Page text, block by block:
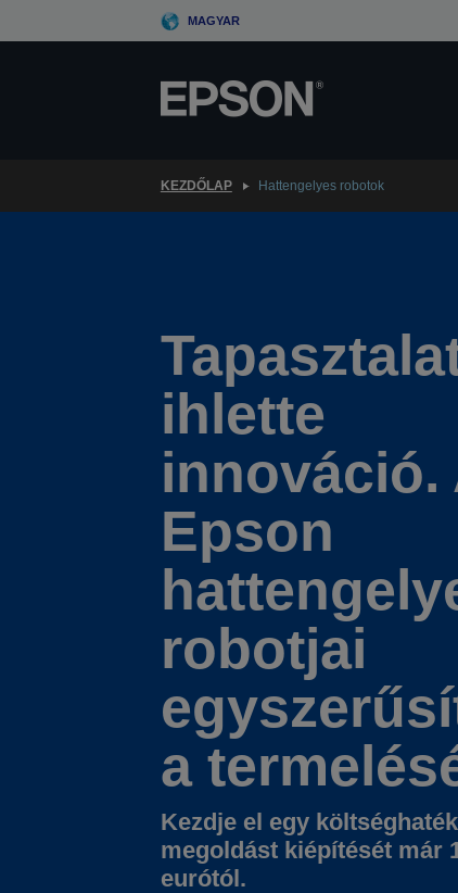
to
MAGYAR
KEZDŐLAP Hattengelyes robotok
ihlette
innováció.
Epson
robotjai
a
Kezdje el egy
megoldást kiépítését már
eurótól.